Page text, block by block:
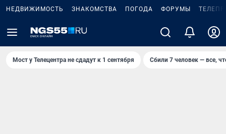
НЕДВИЖИМОСТЬ ЗНАКОМСТВА ПОГОДА ФОРУМЫ
Мост у Телецентра не сдадут к 1 сентября Сбили 7 человек — все,